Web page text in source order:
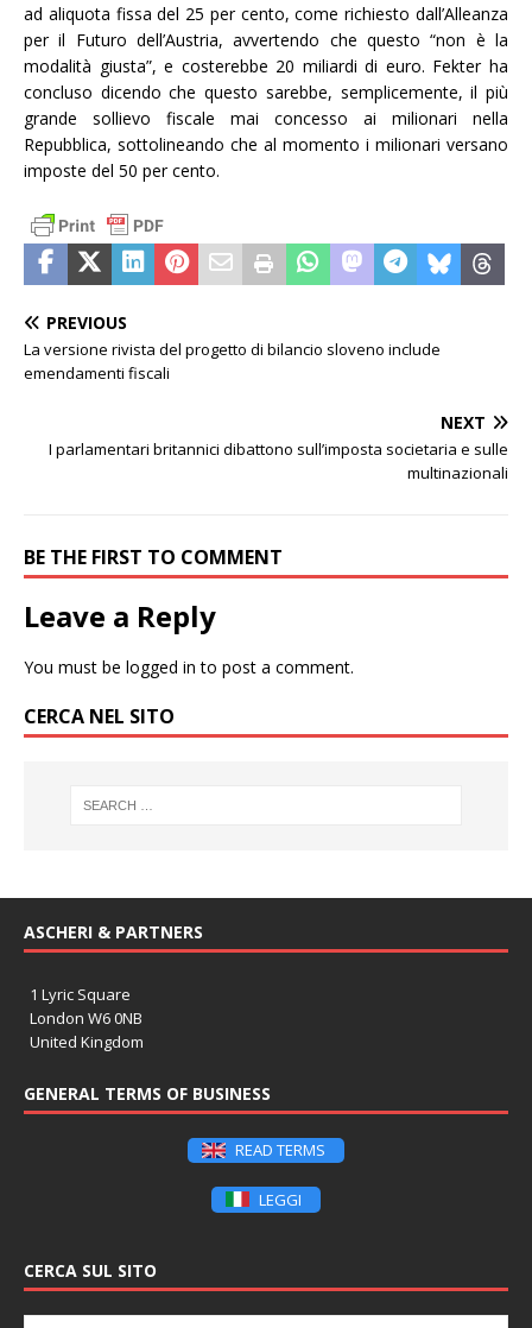
ad aliquota fissa del 25 per cento, come richiesto dall’Alleanza
per il Futuro dell’Austria, avvertendo che questo “non è la
modalità giusta”, e costerebbe 20 miliardi di euro. Fekter ha
concluso dicendo che questo sarebbe, semplicemente, il più
grande sollievo fiscale mai concesso ai milionari nella
Repubblica, sottolineando che al momento i milionari versano
imposte del 50 per cento.
PREVIOUS
La versione rivista del progetto di bilancio sloveno include
emendamenti fiscali
NEXT
I parlamentari britannici dibattono sull’imposta societaria e sulle
multinazionali
BE THE FIRST TO COMMENT
Leave a Reply
You must be logged in to post a comment.
CERCA NEL SITO
ASCHERI & PARTNERS
1 Lyric Square
London W6 0NB
United Kingdom
GENERAL TERMS OF BUSINESS
READ TERMS
LEGGI
CERCA SUL SITO